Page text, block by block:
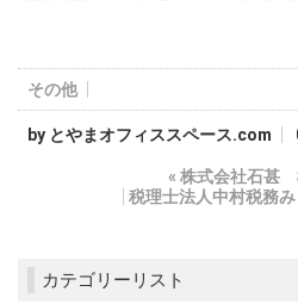
その他
by とやまオフィススペース.com
« 株式会社石甚
税理士法人中村税務
カテゴリーリスト